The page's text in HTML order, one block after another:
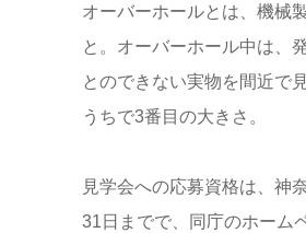
オーバーホールとは、機械
と。オーバーホール中は、
とのできない実物を間近で
うちで3番目の大きさ。
見学会への応募資格は、神
31日までで、同庁のホーム